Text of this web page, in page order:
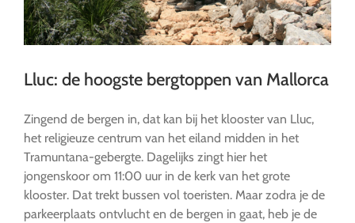
Lluc: de hoogste bergtoppen van Mallorca
Zingend de bergen in, dat kan bij het klooster van Lluc,
het religieuze centrum van het eiland midden in het
Tramuntana-gebergte. Dagelijks zingt hier het
jongenskoor om 11:00 uur in de kerk van het grote
klooster. Dat trekt bussen vol toeristen. Maar zodra je de
parkeerplaats ontvlucht en de bergen in gaat, heb je de